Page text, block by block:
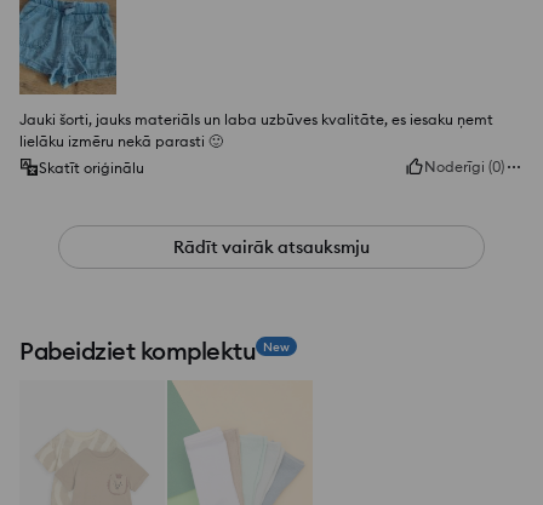
Jauki šorti, jauks materiāls un laba uzbūves kvalitāte, es iesaku ņemt
lielāku izmēru nekā parasti 🙂
Skatīt oriģinālu
Noderīgi (0)
Rādīt vairāk atsauksmju
Pabeidziet komplektu New